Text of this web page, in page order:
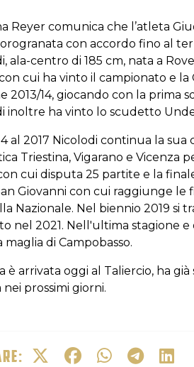
Reyer comunica che l’atleta
con accordo fino al
ala-centro di 185 cm, nata a
cui ha vinto il campionato e la
2013/14, giocando con la prima
inoltre ha vinto lo scudetto
al 2017 Nicolodi continua la
Triestina, Vigarano e Vicenza
cui disputa 25 partite e la
Giovanni con cui raggiunge le
Nazionale. Nel biennio 2019 si
nel 2021. Nell'ultima stagione
maglia di Campobasso.
è arrivata oggi al Taliercio, ha
nei prossimi giorni.